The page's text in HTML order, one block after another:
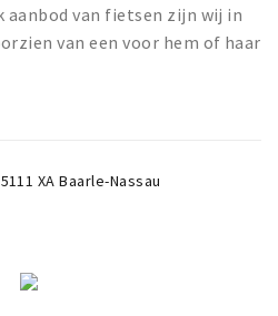
van fietsen zijn wij in
van een voor hem of haar
5111 XA Baarle-Nassau